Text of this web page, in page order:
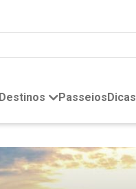
Destinos Passeios